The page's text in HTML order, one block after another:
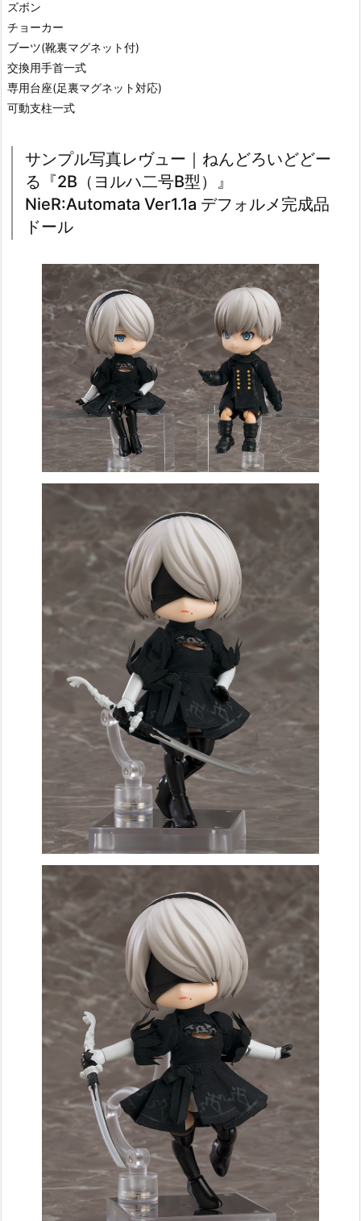
ズボン
チョーカー
ブーツ(靴裏マグネット付)
交換用手首一式
専用台座(足裏マグネット対応)
可動支柱一式
サンプル写真レヴュー｜ねんどろいどどー
る『2B（ヨルハ二号B型）』
NieR:Automata Ver1.1a デフォルメ完成品
ドール